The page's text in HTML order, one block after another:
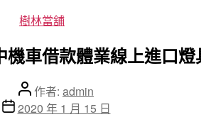
分
樹林當舖
機車借款體業線上進口燈
文
章
作者: admin
文 2020 年 1 月 15 日